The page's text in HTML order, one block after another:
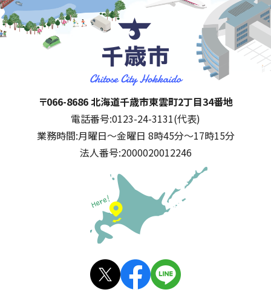
千歳市
住所:
〒066-8686 北海道千歳市東雲町2丁目34番地
電話番号:0123-24-3131(代表)
業務時間:月曜日～金曜日 8時45分～17時15分
法人番号:2000020012246
公式SNS